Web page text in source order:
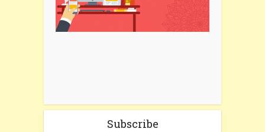
Subscribe